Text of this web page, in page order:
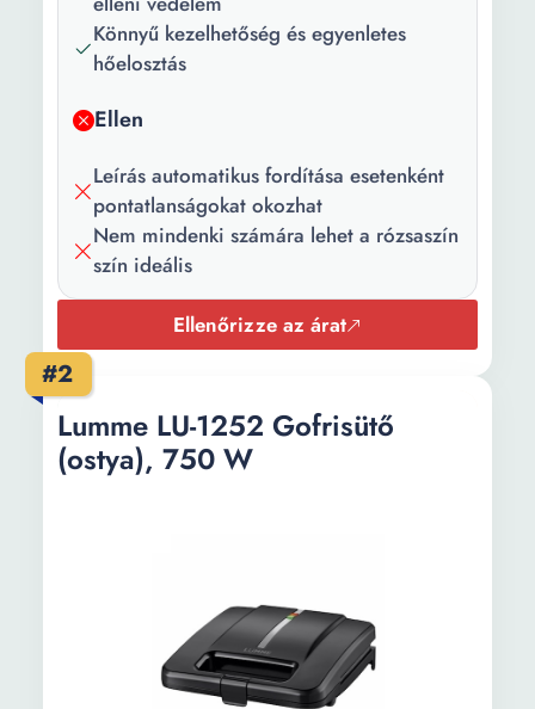
Szélesség:
Súly:
Könnyű kezelhetőség és egyenletes
hőelosztás
Ellen
Leírás automatikus fordítása esetenként
pontatlanságokat okozhat
Nem mindenki számára lehet a rózsaszín
szín ideális
Ellenőrizze az árat
#2
Lumme LU-1252 Gofrisütő
(ostya), 750 W